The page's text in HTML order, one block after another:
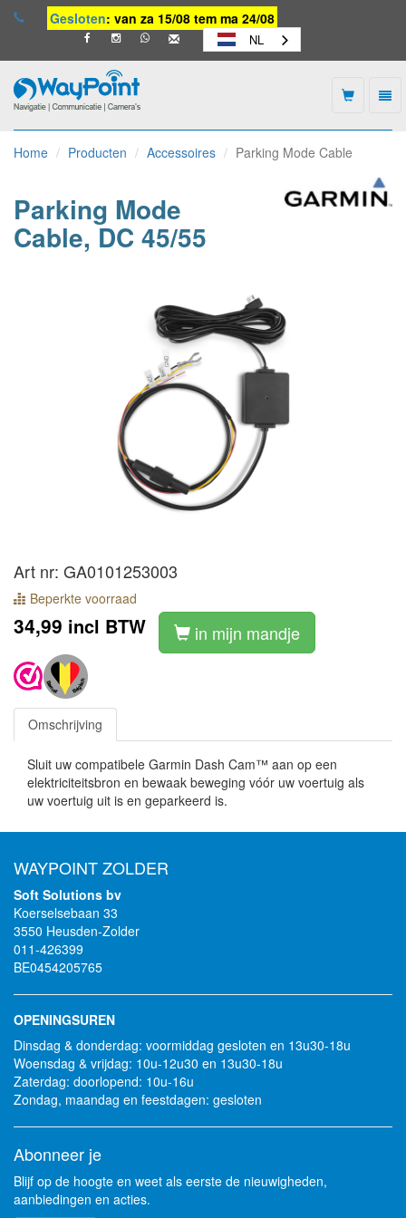
Gesloten: van za 15/08 tem ma 24/08
NL
-
naar
Home Producten Accessoires Parking Mode Cable
Parking Mode
Cable, DC 45/55
Art nr: GA0101253003
Beperkte voorraad
34,99 incl BTW in mijn mandje
Omschrijving
Sluit uw compatibele Garmin Dash Cam™ aan op een
elektriciteitsbron en bewaak beweging vóór uw voertuig als
uw voertuig uit is en geparkeerd is.
WAYPOINT ZOLDER
Soft Solutions bv
Koerselsebaan 33
3550 Heusden-Zolder
011-426399
BE0454205765
OPENINGSUREN
Dinsdag & donderdag: voormiddag gesloten en 13u30-18u
Woensdag & vrijdag: 10u-12u30 en 13u30-18u
Zaterdag: doorlopend: 10u-16u
Zondag, maandag en feestdagen: gesloten
Abonneer je
Blijf op de hoogte en weet als eerste de nieuwigheden,
aanbiedingen en acties.